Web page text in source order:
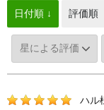
日付順 ↓ 評価順
ハル